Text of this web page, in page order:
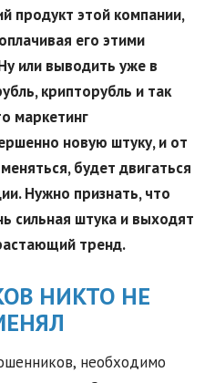
продукт этой компании,
его этими
или выводить уже в
крипторубль и так
маркетинг
новую штуку, и от
будет двигаться
Нужно признать, что
сильная штука и выходят
тренд.
НИКТО НЕ
необходимо